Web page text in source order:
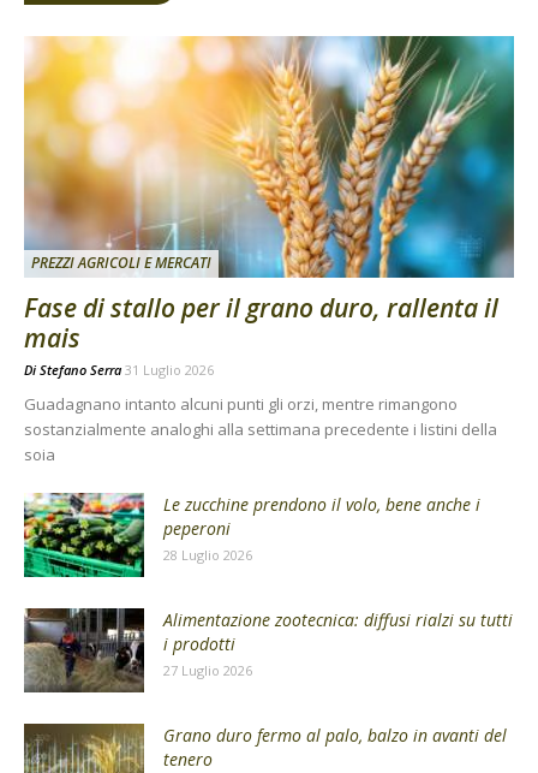
PREZZI AGRICOLI E MERCATI
Fase di stallo per il grano duro, rallenta il
mais
Di Stefano Serra 31 Luglio 2026
Guadagnano intanto alcuni punti gli orzi, mentre rimangono
sostanzialmente analoghi alla settimana precedente i listini della
soia
Le zucchine prendono il volo, bene anche i
peperoni
28 Luglio 2026
Alimentazione zootecnica: diffusi rialzi su tutti
i prodotti
27 Luglio 2026
Grano duro fermo al palo, balzo in avanti del
tenero